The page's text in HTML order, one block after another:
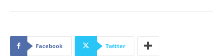
Facebook Twitter